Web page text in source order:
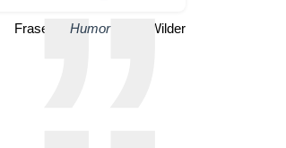
Frase de Humor| Billy Wilder